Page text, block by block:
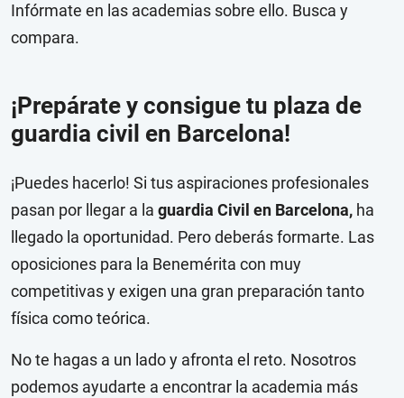
Infórmate en las academias sobre ello. Busca y
compara.
¡Prepárate y consigue tu plaza de
guardia civil en Barcelona!
¡Puedes hacerlo! Si tus aspiraciones profesionales
pasan por llegar a la guardia Civil en Barcelona, ha
llegado la oportunidad. Pero deberás formarte. Las
oposiciones para la Benemérita con muy
competitivas y exigen una gran preparación tanto
física como teórica.
No te hagas a un lado y afronta el reto. Nosotros
podemos ayudarte a encontrar la academia más